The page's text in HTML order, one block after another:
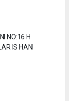
NO:16 H
IS HANI